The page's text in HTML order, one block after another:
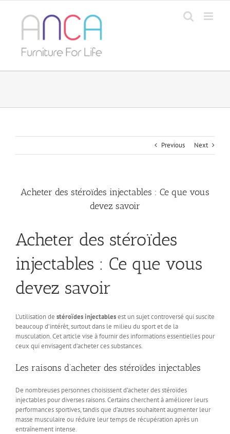
Previous Next
Acheter des stéroïdes injectables : Ce que vous
devez savoir
Acheter des stéroïdes
injectables : Ce que vous
devez savoir
L’utilisation de stéroïdes injectablesest un sujet controversé qui suscite
beaucoup d’intérêt, surtout dans le milieu du sport et de la
musculation. Cet article vise à fournir des informations essentielles pour
ceux qui envisagent d’acheter ces substances.
Les raisons d’acheter des stéroïdes injectables
De nombreuses personnes choisissent d’acheter des stéroïdes
injectables pour diverses raisons. Certains cherchent à améliorer leurs
performances sportives, tandis que d’autres souhaitent augmenter leur
masse musculaire ou réduire leur temps de récupération après un
entraînement intense.